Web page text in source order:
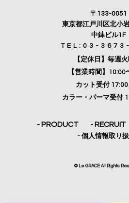
〒133-0051
東京都江戸川区北小
中鉢ビル1F
TEL:03-
【定休日】毎週火
【営業時間】10:00
カット受付
カラー・パーマ受付
- PRODUCT - RECRUIT
- 個人情報取り
© Le GRACE All Rights